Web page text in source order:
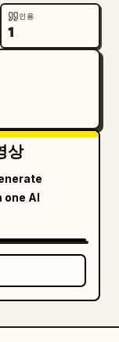
인용
1
상
AI